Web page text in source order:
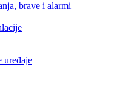
brave i alarmi
uređaje